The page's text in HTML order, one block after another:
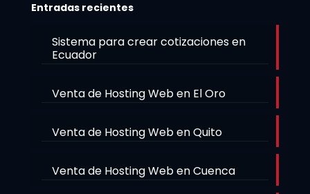
Entradas recientes
Sistema para crear cotizaciones en
Ecuador
Venta de Hosting Web en El Oro
Venta de Hosting Web en Quito
Venta de Hosting Web en Cuenca